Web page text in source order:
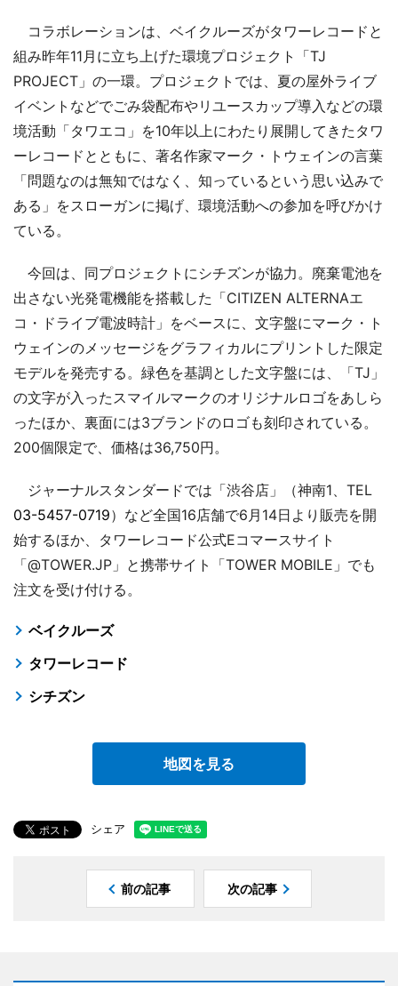
コラボレーションは、ベイクルーズがタワーレコードと
組み昨年11月に立ち上げた環境プロジェクト「TJ
PROJECT」の一環。プロジェクトでは、夏の屋外ライブ
イベントなどでごみ袋配布やリユースカップ導入などの環
境活動「タワエコ」を10年以上にわたり展開してきたタワ
ーレコードとともに、著名作家マーク・トウェインの言葉
「問題なのは無知ではなく、知っているという思い込みで
ある」をスローガンに掲げ、環境活動への参加を呼びかけ
ている。
今回は、同プロジェクトにシチズンが協力。廃棄電池を
出さない光発電機能を搭載した「CITIZEN ALTERNAエ
コ・ドライブ電波時計」をベースに、文字盤にマーク・ト
ウェインのメッセージをグラフィカルにプリントした限定
モデルを発売する。緑色を基調とした文字盤には、「TJ」
の文字が入ったスマイルマークのオリジナルロゴをあしら
ったほか、裏面には3ブランドのロゴも刻印されている。
200個限定で、価格は36,750円。
ジャーナルスタンダードでは「渋谷店」（神南1、TEL
03-5457-0719）など全国16店舗で6月14日より販売を開
始するほか、タワーレコード公式Eコマースサイト
「@TOWER.JP」と携帯サイト「TOWER MOBILE」でも
注文を受け付ける。
ベイクルーズ
タワーレコード
シチズン
地図を見る
シェア
前の記事 次の記事